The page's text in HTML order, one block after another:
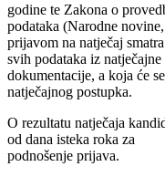
godine te Zakona o
podataka (Narodne
prijavom na natječaj
svih podataka iz natječajne
dokumentacije, a koja će
natječajnog postupka.
O rezultatu natječaja
od dana isteka roka za
podnošenje prijava.